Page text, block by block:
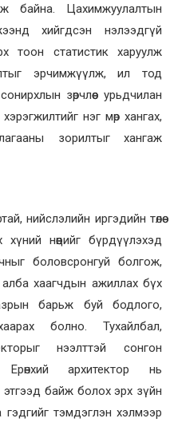
байна. Цахимжуулалтын
хийгдсэн нэлээдгүй
тоон статистик харуулж
эрчимжүүлж, ил тод
зөрчлөөс урьдчилан
нэг мөр хангах,
зорилтыг хангаж
нийслэлийн иргэдийн төлөө
нөөцийг бүрдүүлэхэд
боловсронгуй болгож,
алба хаагчдын ажиллах бүх
барьж буй бодлого,
болно. Тухайлбал,
нээлттэй сонгон
Ерөнхий архитектор нь
этгээд байж болох эрх зүйн
тэмдэглэн хэлмээр